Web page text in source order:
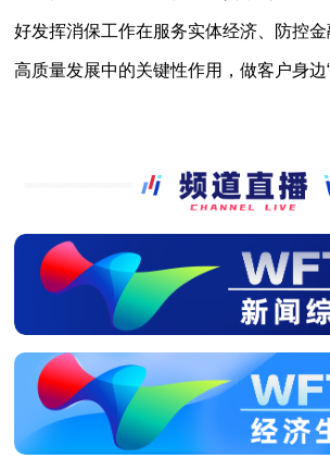
好发挥消保工作在服务实体经济、防控
高质量发展中的关键性作用，做客户身边